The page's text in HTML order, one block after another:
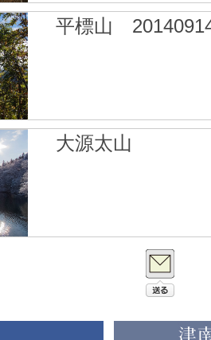
平標山
大源太山